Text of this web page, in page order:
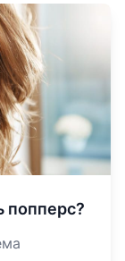
попперс?